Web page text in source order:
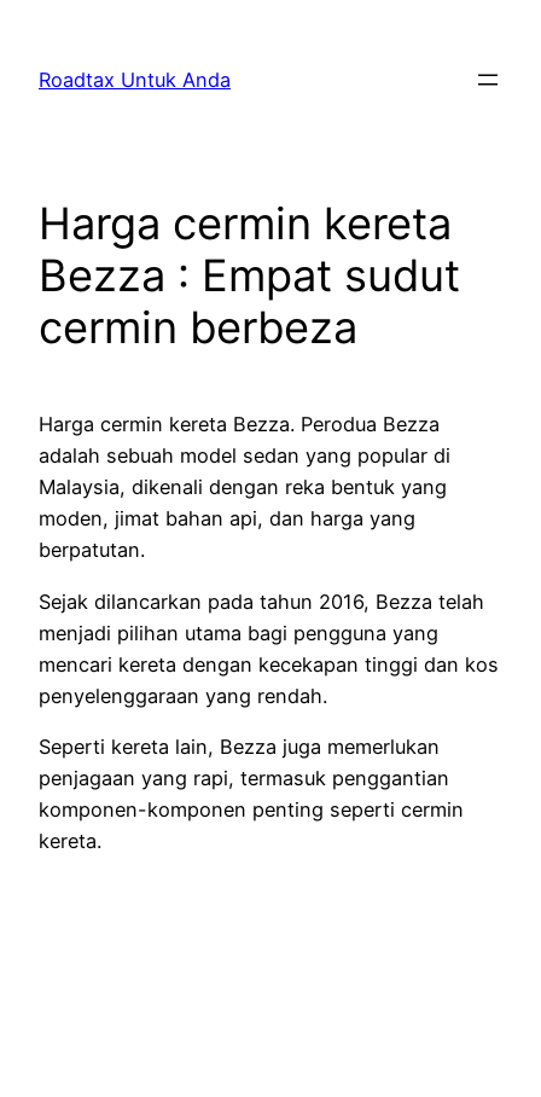
content
Roadtax Untuk Anda
Harga cermin kereta
Bezza : Empat sudut
cermin berbeza
Harga cermin kereta Bezza. Perodua Bezza
adalah sebuah model sedan yang popular di
Malaysia, dikenali dengan reka bentuk yang
moden, jimat bahan api, dan harga yang
berpatutan.
Sejak dilancarkan pada tahun 2016, Bezza telah
menjadi pilihan utama bagi pengguna yang
mencari kereta dengan kecekapan tinggi dan kos
penyelenggaraan yang rendah.
Seperti kereta lain, Bezza juga memerlukan
penjagaan yang rapi, termasuk penggantian
komponen-komponen penting seperti cermin
kereta.